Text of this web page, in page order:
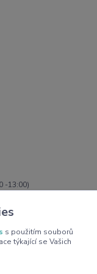
-13:00)
s použitím souborů
týkající se Vašich